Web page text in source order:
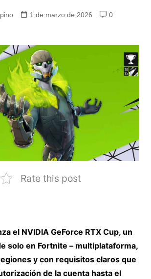
1 de marzo de 2026
0
Rate this post
el NVIDIA GeForce RTX Cup, un
solo en Fortnite – multiplataforma,
y con requisitos claros que
de la cuenta hasta el